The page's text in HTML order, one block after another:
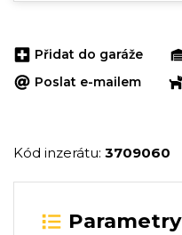
Přidat do garáže
Poslat e-mailem
Kód inzerátu: 3709060
Parametry